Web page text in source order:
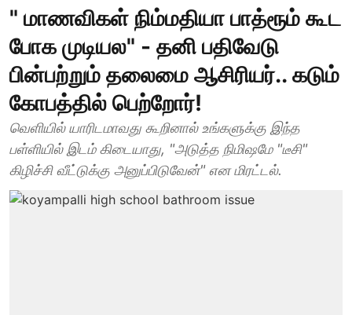
" மாணவிகள் நிம்மதியா பாத்ரூம் கூட
போக முடியல" - தனி பதிவேடு
பின்பற்றும் தலைமை ஆசிரியர்.. கடும்
கோபத்தில் பெற்றோர்!
வெளியில் யாரிடமாவது கூறினால் உங்களுக்கு இந்த
பள்ளியில் இடம் கிடையாது, "அடுத்த நிமிஷமே "டீசி"
கிழிச்சி வீட்டுக்கு அனுப்பிடுவேன்" என மிரட்டல்.